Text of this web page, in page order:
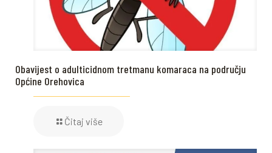
Obavijest o adulticidnom tretmanu komaraca na području
Općine Orehovica
Čitaj više